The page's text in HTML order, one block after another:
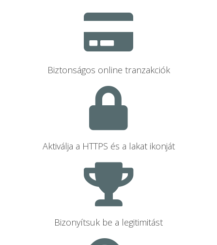
Biztonságos online tranzakciók
Aktiválja a HTTPS és a lakat ikonját
Bizonyítsuk be a legitimitást